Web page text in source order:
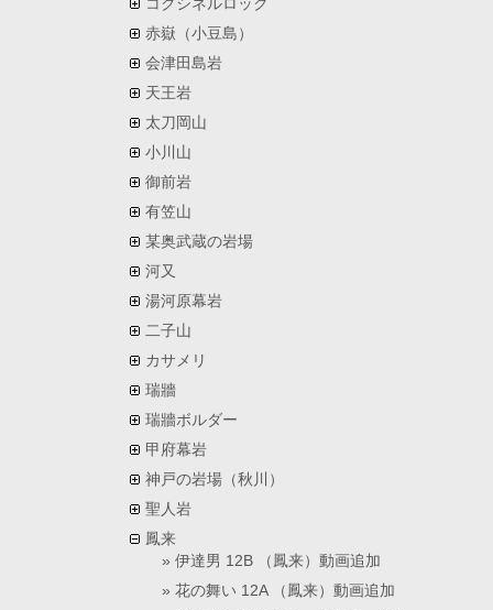
赤嶽（小豆島）
会津田島岩
天王岩
太刀岡山
小川山
御前岩
有笠山
某奥武蔵の岩場
河又
湯河原幕岩
二子山
カサメリ
瑞牆
瑞牆ボルダー
甲府幕岩
神戸の岩場（秋川）
聖人岩
鳳来
伊達男 12B （鳳来）動画追加
花の舞い 12A （鳳来）動画追加